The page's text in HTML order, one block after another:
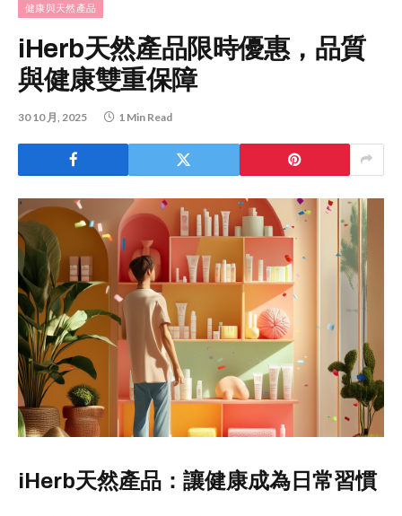
健康與天然產品
iHerb天然產品限時優惠，品質
與健康雙重保障
30 10 月, 2025 1 Min Read
iHerb天然產品：讓健康成為日常習慣